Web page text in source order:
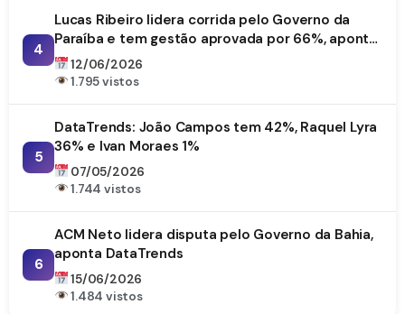
4
Lucas Ribeiro lidera corrida pelo Governo da
Paraíba e tem gestão aprovada por 66%, aponta
DataTrends
12/06/2026
1.795 vistos
5
DataTrends: João Campos tem 42%, Raquel Lyra
36% e Ivan Moraes 1%
07/05/2026
1.744 vistos
6
ACM Neto lidera disputa pelo Governo da Bahia,
aponta DataTrends
15/06/2026
1.484 vistos